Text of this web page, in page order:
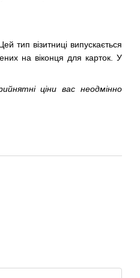
тип візитниці випускається
на віконця для карток.У
ціни вас неодмінно